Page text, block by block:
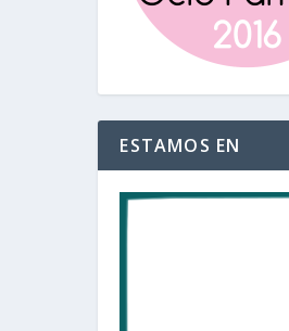
ESTAMOS EN